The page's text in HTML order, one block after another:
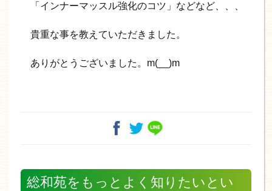
「インナーマッスル強化のコツ」などなど、、、
貴重な事を教えていただきました。
ありがとうございました。m(__)m
総和苑をもっとよく知りたいとい